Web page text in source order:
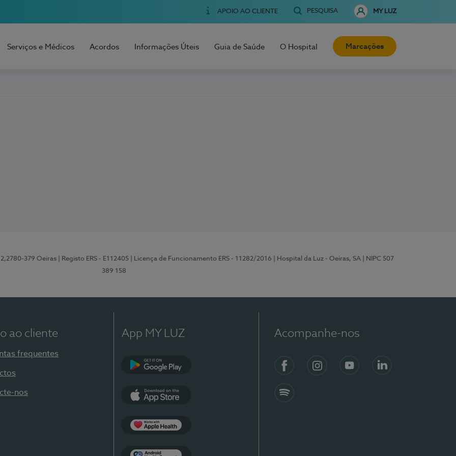
APOIO AO CLIENTE PESQUISA MY LUZ
Serviços e Médicos Acordos Informações Úteis Guia de Saúde O Hospital Marcações
379 Oeiras | Registo ERS - E112405 | Licença de Funcionamento ERS - 11282/2016 | Hospital da Luz - Oeiras, SA
| NIPC 507
389 158
ao cliente
frequentes
nos
App MY LUZ Acompanhe-nos